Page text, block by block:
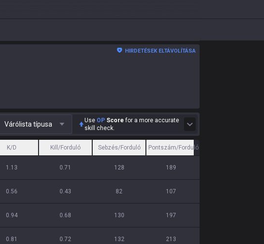
HIRDETÉSEK ELTÁVOLÍTÁSA
Várólista típusa Use OP Score for a more accurate
skill check.
K/D Kill/Forduló Sebzés/Forduló Pontszám/Forduló
1.13 0.71 128 189
0.56 0.43 82 107
0.94 0.68 130 197
0.81 0.72 132 213